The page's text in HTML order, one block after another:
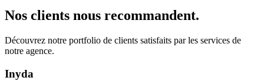
Nos clients nous recommandent.
Découvrez notre portfolio de clients satisfaits par les services de
notre agence.
Inyda